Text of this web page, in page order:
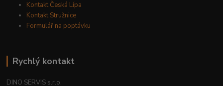
Kontakt Česká Lípa
Kontakt Stružnice
Formulář na poptávku
Rychlý kontakt
DINO SERVIS s.r.o.